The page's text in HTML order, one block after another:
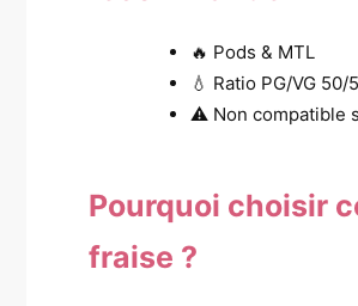
🔥 Pods & MTL
💧 Ratio PG/VG 50/
⚠️ Non compatible
Pourquoi choisir
fraise ?